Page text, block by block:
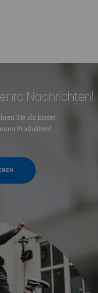
Sie als Erster
Produkten!
Nachrichten!